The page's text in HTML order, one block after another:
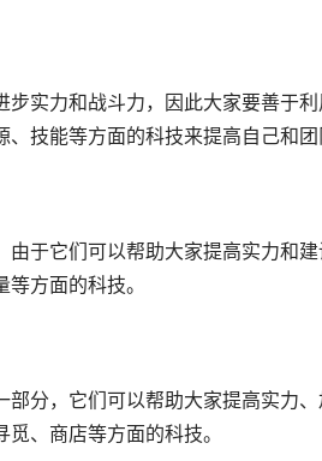
步实力和战斗力，因此大家要善于
技能等方面的科技来提高自己和团
由于它们可以帮助大家提高实力和
方面的科技。
部分，它们可以帮助大家提高实力
、商店等方面的科技。